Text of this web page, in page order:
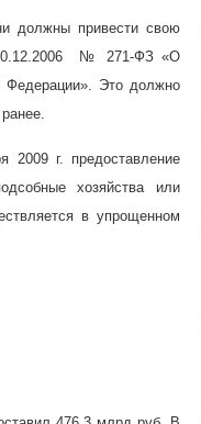
должны привести свою
№ 271-ФЗ «О
Федерации». Это должно
2009 г. предоставление
хозяйства или
в упрощенном